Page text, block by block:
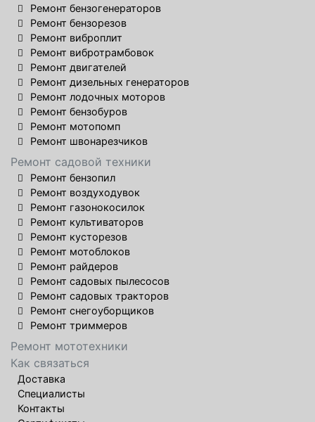
Ремонт бензогенераторов
Ремонт бензорезов
Ремонт виброплит
Ремонт вибротрамбовок
Ремонт двигателей
Ремонт дизельных генераторов
Ремонт лодочных моторов
Ремонт бензобуров
Ремонт мотопомп
Ремонт швонарезчиков
Ремонт садовой техники
Ремонт бензопил
Ремонт воздуходувок
Ремонт газонокосилок
Ремонт культиваторов
Ремонт кусторезов
Ремонт мотоблоков
Ремонт райдеров
Ремонт садовых пылесосов
Ремонт садовых тракторов
Ремонт снегоуборщиков
Ремонт триммеров
Ремонт мототехники
Как связаться
Доставка
Специалисты
Контакты